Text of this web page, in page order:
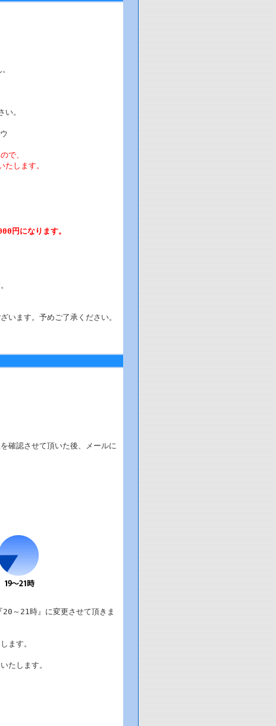
。
で、
します。
円になります。
います。予めご了承ください。
確認させて頂いた後、メールに
～21時』に変更させて頂きま
ます。
たします。